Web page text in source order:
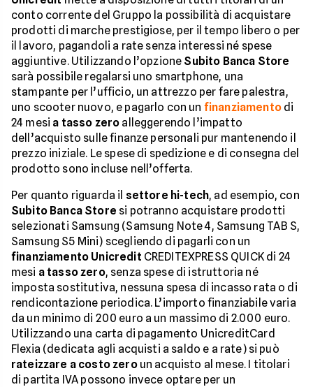
conto corrente del Gruppo la possibilità di acquistare
prodotti di marche prestigiose, per il tempo libero o per
il lavoro, pagandoli a rate senza interessi né spese
aggiuntive. Utilizzando l’opzione Subito Banca Store
sarà possibile regalarsi uno smartphone, una
stampante per l’ufficio, un attrezzo per fare palestra,
uno scooter nuovo, e pagarlo con un finanziamentodi
24 mesi a tasso zero alleggerendo l’impatto
dell’acquisto sulle finanze personali pur mantenendo il
prezzo iniziale. Le spese di spedizione e di consegna del
prodotto sono incluse nell’offerta.
Per quanto riguarda il settore hi-tech, ad esempio, con
Subito Banca Store si potranno acquistare prodotti
selezionati Samsung (Samsung Note 4, Samsung TAB S,
Samsung S5 Mini) scegliendo di pagarli con un
finanziamento Unicredit CREDITEXPRESS QUICK di 24
mesi a tasso zero, senza spese di istruttoria né
imposta sostitutiva, nessuna spesa di incasso rata o di
rendicontazione periodica. L’importo finanziabile varia
da un minimo di 200 euro a un massimo di 2.000 euro.
Utilizzando una carta di pagamento UnicreditCard
Flexia (dedicata agli acquisti a saldo e a rate) si può
rateizzare a costo zeroun acquisto al mese. I titolari
di partita IVA possono invece optare per un